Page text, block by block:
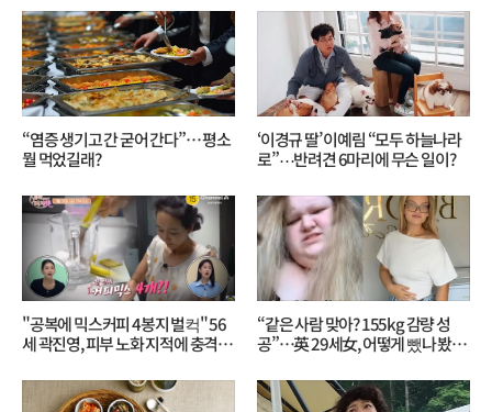
“염증 생기고 간 굳어 간다”… 평소
뭘 먹었길래?
‘이경규 딸’ 이예림 “모두 하늘나라
로”⋯반려견 6마리에 무슨 일이?
"공복에 믹스커피 4봉지 벌컥" 56
세 곽진영, 피부 노화 지적에 충격…
“같은 사람 맞아? 155kg 감량 성
공”…英 29세女, 어떻게 뺐나 봤더